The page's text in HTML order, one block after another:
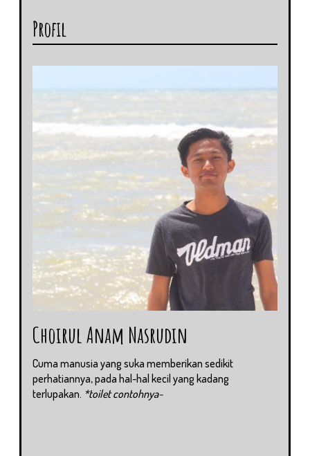
Profil
Choirul Anam Nasrudin
Cuma manusia yang suka memberikan sedikit
perhatiannya, pada hal-hal kecil yang kadang
terlupakan. *toilet contohnya~